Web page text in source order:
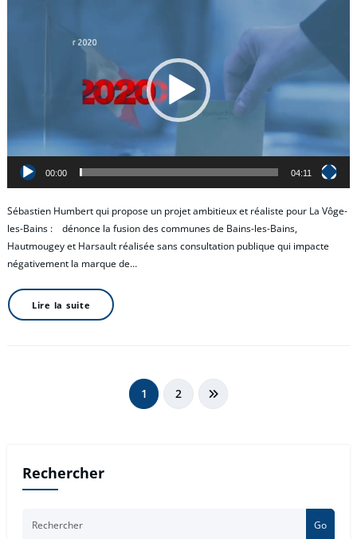
00:00 04:11
Sébastien Humbert qui propose un projet ambitieux et réaliste pour La Vôge-
les-Bains : dénonce la fusion des communes de Bains-les-Bains,
Hautmougey et Harsault réalisée sans consultation publique qui impacte
négativement la marque de…
Lire la suite
1 2
Rechercher
Go